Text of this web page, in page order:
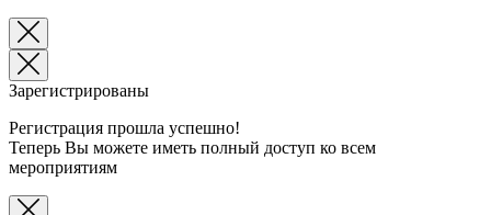
Зарегистрированы
Регистрация прошла успешно!
Теперь Вы можете иметь полный доступ ко всем
мероприятиям